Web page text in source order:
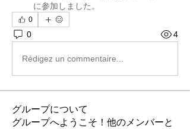
に参加しました。
0
0 4
Rédigez un commentaire...
グループについて
グループへようこそ！他のメンバーと